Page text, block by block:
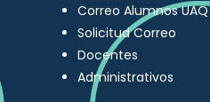
Correo Alumnos UAQ
Solicitud Correo
Docentes
Administrativos